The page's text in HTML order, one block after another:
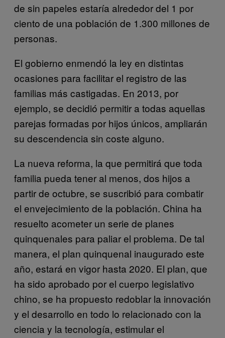
de sin papeles estaría alrededor del 1 por
ciento de una población de 1.300 millones de
personas.
El gobierno enmendó la ley en distintas
ocasiones para facilitar el registro de las
familias más castigadas. En 2013, por
ejemplo, se decidió permitir a todas aquellas
parejas formadas por hijos únicos, ampliarán
su descendencia sin coste alguno.
La nueva reforma, la que permitirá que toda
familia pueda tener al menos, dos hijos a
partir de octubre, se suscribió para combatir
el envejecimiento de la población. China ha
resuelto acometer un serie de planes
quinquenales para paliar el problema. De tal
manera, el plan quinquenal inaugurado este
año, estará en vigor hasta 2020. El plan, que
ha sido aprobado por el cuerpo legislativo
chino, se ha propuesto redoblar la innovación
y el desarrollo en todo lo relacionado con la
ciencia y la tecnología, estimular el